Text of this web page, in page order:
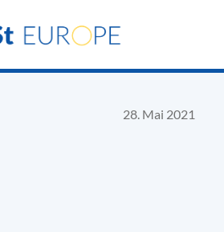
28. Mai 2021